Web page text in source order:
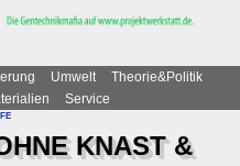
Umwelt
Theorie&Politik
Service
KNAST &